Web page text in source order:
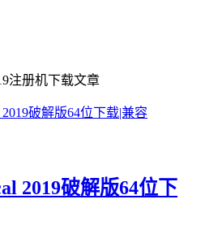
注册机下载文章
2019破解版64位下